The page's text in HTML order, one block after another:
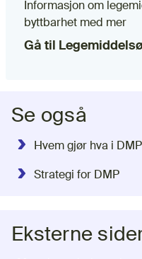
Informasjon om
byttbarhet med mer
Gå til
Se også
Hvem gjør hva i
Strategi for DMP
Eksterne